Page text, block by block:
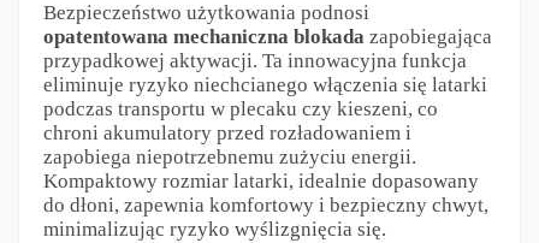
Bezpieczeństwo użytkowania podnosi
opatentowana mechaniczna blokadazapobiegająca
przypadkowej aktywacji. Ta innowacyjna funkcja
eliminuje ryzyko niechcianego włączenia się latarki
podczas transportu w plecaku czy kieszeni, co
chroni akumulatory przed rozładowaniem i
zapobiega niepotrzebnemu zużyciu energii.
Kompaktowy rozmiar latarki, idealnie dopasowany
do dłoni, zapewnia komfortowy i bezpieczny chwyt,
minimalizując ryzyko wyślizgnięcia się.